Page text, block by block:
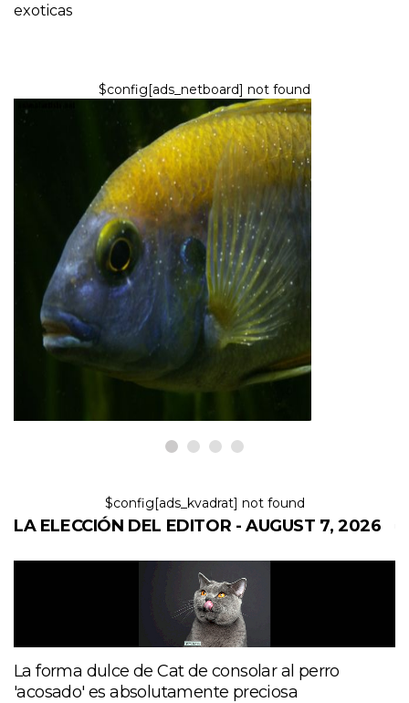
exoticas
$config[ads_netboard] not found
PECES Y ACUARIOS
Enfermedad de la mancha
blanca: síntomas, causas y
tratamientos
$config[ads_kvadrat] not found
LA ELECCIÓN DEL EDITOR - AUGUST 7, 2026
La forma dulce de Cat de consolar al perro
'acosado' es absolutamente preciosa